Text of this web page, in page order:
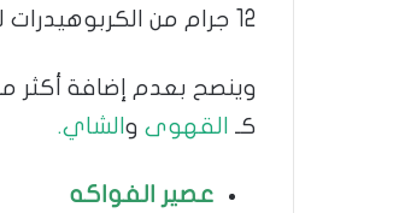
12 جرام من الكربوهيدرات لكل كوب كامل الدسم.
وينصح بعدم إضافة أكثر
كـ القهوى و الشاي.
عصير الفواكه